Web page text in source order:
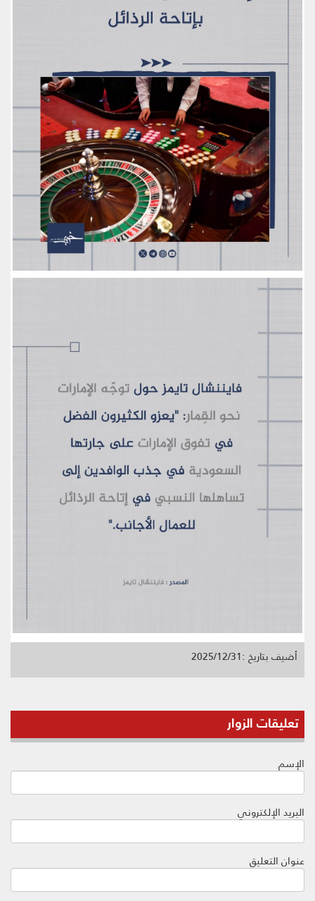
أضيف بتاريخ :2025/12/31
تعليقات الزوار
الإسم
البريد الإلكتروني
عنوان التعليق